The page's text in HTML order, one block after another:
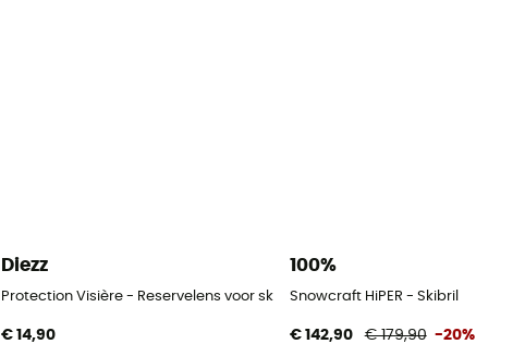
Diezz
Protection Visière - Reservelens voor skibril
€ 14,90
100%
Snowcraft HiPER - Skibril
€ 142,90 € 179,90 -20%